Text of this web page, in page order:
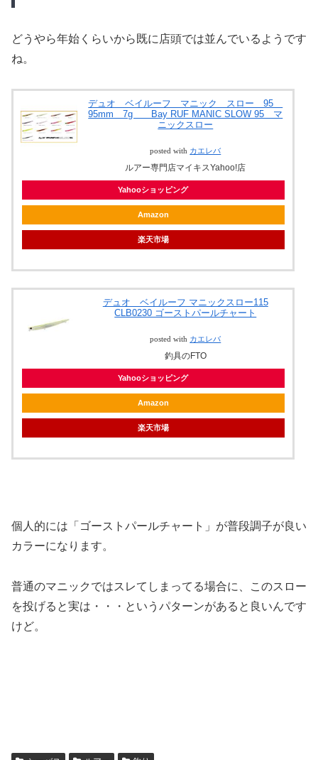
どうやら年始くらいから既に店頭では並んでいるようです
ね。
デュオ ベイルーフ マニック スロー 95
95mm 7g Bay RUF MANIC SLOW 95 マ
ニックスロー
posted with カエレバ
ルアー専門店マイキスYahoo!店
Yahooショッピング
Amazon
楽天市場
デュオ ベイルーフ マニックスロー115
CLB0230 ゴーストパールチャート
posted with カエレバ
釣具のFTO
Yahooショッピング
Amazon
楽天市場
個人的には「ゴーストパールチャート」が普段調子が良い
カラーになります。
普通のマニックではスレてしまってる場合に、このスロー
を投げると実は・・・というパターンがあると良いんです
けど。